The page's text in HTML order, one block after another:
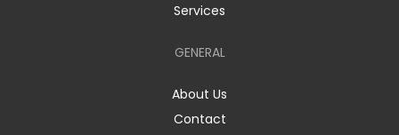
Services
GENERAL
About Us
Contact